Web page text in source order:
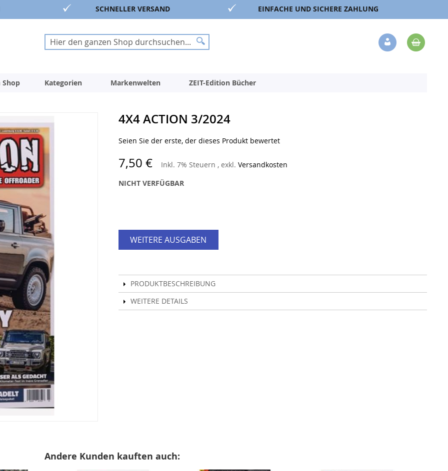
SCHNELLER VERSAND EINFACHE UND SICHERE ZAHLUNG
Suche
Suche
Veränderung
Shop Kategorien Markenwelten ZEIT-Edition Bücher
4X4 ACTION 3/2024
Seien Sie der erste, der dieses Produkt bewertet
7,50 € Inkl. 7% Steuern , exkl. Versandkosten
NICHT VERFÜGBAR
WEITERE AUSGABEN
PRODUKTBESCHREIBUNG
WEITERE DETAILS
Andere Kunden kauften auch: